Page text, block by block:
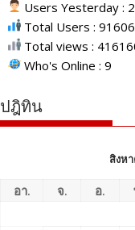
Users Yesterday :
Total Users :
Total views :
Who's Online : 9
ปฎิทิน
สิงห
อา. จ. อ.